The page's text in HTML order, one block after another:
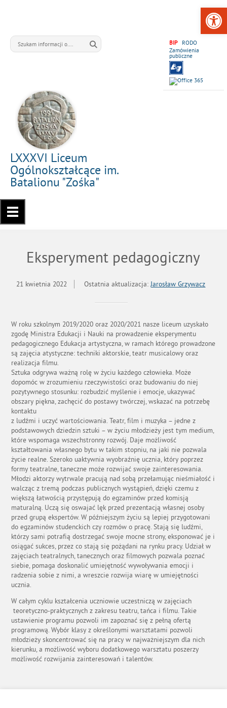
BIP
RODO
Zamówienia
publiczne
LXXXVI Liceum
Ogólnokształcące im.
Batalionu "Zośka"
Eksperyment pedagogiczny
21 kwietnia 2022 Ostatnia aktualizacja:Jarosław Grzywacz
W roku szkolnym 2019/2020 oraz 2020/2021 nasze liceum uzyskało
zgodę Ministra Edukacji i Nauki na prowadzenie eksperymentu
pedagogicznego Edukacja artystyczna, w ramach którego prowadzone
są zajęcia atystyczne: techniki aktorskie, teatr musicalowy oraz
realizacja filmu.
Sztuka odgrywa ważną rolę w życiu każdego człowieka. Może
dopomóc w zrozumieniu rzeczywistości oraz budowaniu do niej
pozytywnego stosunku: rozbudzić myślenie i emocje, ukazywać
obszary piękna, zachęcić do postawy twórczej, wskazać na potrzebę
kontaktu
z ludźmi i uczyć wartościowania. Teatr, film i muzyka – jedne z
podstawowych dziedzin sztuki – w życiu młodzieży jest tym medium,
które wspomaga wszechstronny rozwój. Daje możliwość
kształtowania własnego bytu w takim stopniu, na jaki nie pozwala
życie realne. Szeroko uaktywnia wyobraźnię ucznia, który poprzez
formy teatralne, taneczne może rozwijać swoje zainteresowania.
Młodzi aktorzy wytrwale pracują nad sobą przełamując nieśmiałość i
walcząc z tremą podczas publicznych wystąpień, dzięki czemu z
większą łatwością przystępują do egzaminów przed komisją
maturalną. Uczą się oswajać lęk przed prezentacją własnej osoby
przed grupą ekspertów. W późniejszym życiu są lepiej przygotowani
do egzaminów studenckich czy rozmów o pracę. Stają się ludźmi,
którzy sami potrafią dostrzegać swoje mocne strony, eksponować je i
osiągać sukces, przez co stają się pożądani na rynku pracy. Udział w
zajęciach teatralnych, tanecznych oraz filmowych pozwala poznać
siebie, pomaga doskonalić umiejętność wywoływania emocji i
radzenia sobie z nimi, a wreszcie rozwija wiarę w umiejętności
ucznia.
W całym cyklu kształcenia uczniowie uczestniczą w zajęciach
teoretyczno-praktycznych z zakresu teatru, tańca i filmu. Takie
ustawienie programu pozwoli im zapoznać się z pełną ofertą
programową. Wybór klasy z określonymi warsztatami pozwoli
młodzieży skoncentrować się na pracy w najważniejszym dla nich
kierunku, a możliwość wyboru dodatkowego warsztatu poszerzy
możliwość rozwijania zainteresowań i talentów.